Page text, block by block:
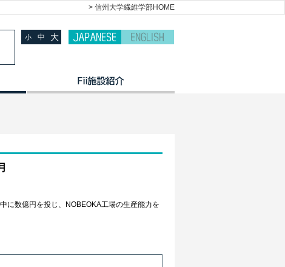
> 信州大学繊維学部HOME
小 中 大
に数億円を投じ、NOBEOKA工場の生産能力を